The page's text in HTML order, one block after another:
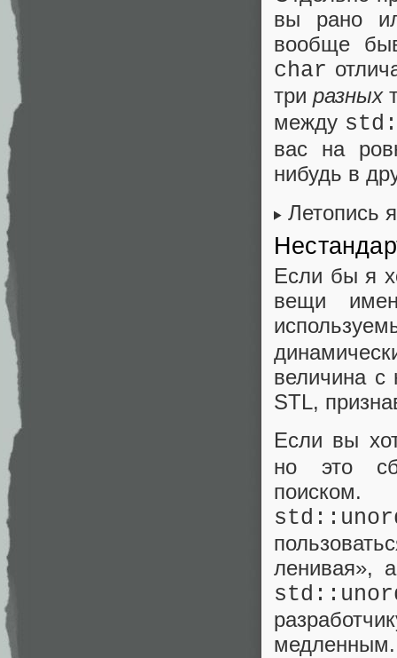
вы рано
вообще
char
три разных
между
вас на
нибудь в
Летопись
Если бы я
вещи
величина с
STL,
Если вы
но это
ленивая»,
медленным.